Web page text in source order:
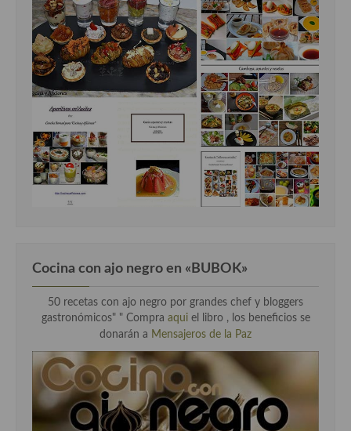
Cocina con ajo negro en «BUBOK»
50 recetas con ajo negro por grandes chef y bloggers
gastronómicos" " Compra aqui el libro , los beneficios se
donarán a Mensajeros de la Paz